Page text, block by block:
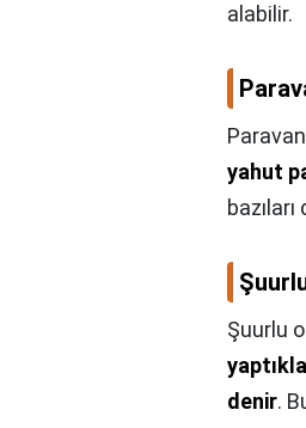
alabilir.
yahut
Şuurlu
denir.